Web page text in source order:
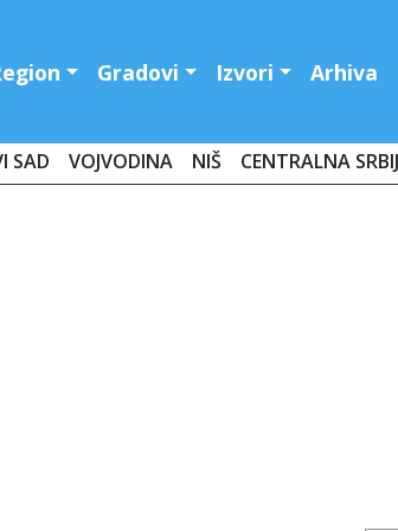
Gradovi Izvori Arhiva
SAD VOJVODINA NIŠ CENTRALNA